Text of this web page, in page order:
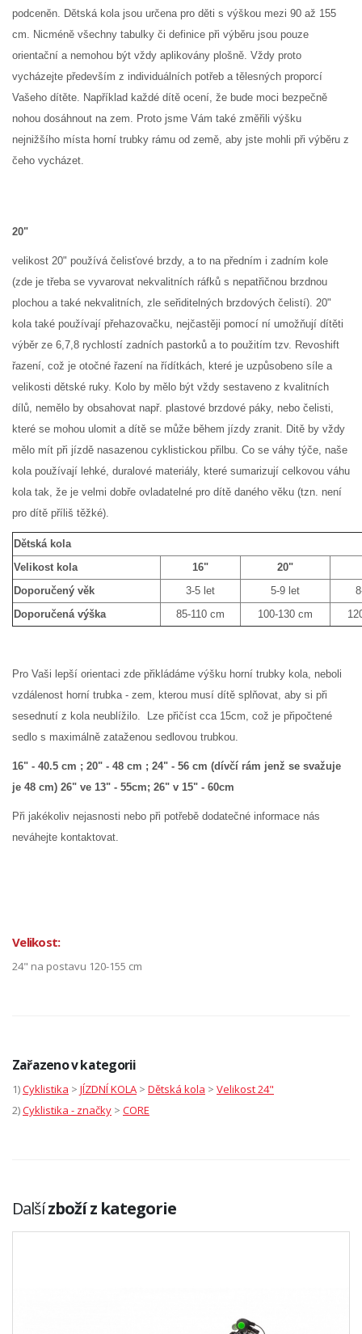
podceněn. Dětská kola jsou určena pro děti s výškou mezi 90 až 155
cm. Nicméně všechny tabulky či definice při výběru jsou pouze
orientační a nemohou být vždy aplikovány plošně. Vždy proto
vycházejte především z individuálních potřeb a tělesných proporcí
Vašeho dítěte. Například každé dítě ocení, že bude moci bezpečně
nohou dosáhnout na zem. Proto jsme Vám také změřili výšku
nejnižšího místa horní trubky rámu od země, aby jste mohli při výběru z
čeho vycházet.
20"
velikost 20" používá čelisťové brzdy, a to na předním i zadním kole
(zde je třeba se vyvarovat nekvalitních ráfků s nepatřičnou brzdnou
plochou a také nekvalitních, zle seřiditelných brzdových čelistí). 20"
kola také používají přehazovačku, nejčastěji pomocí ní umožňují dítěti
výběr ze 6,7,8 rychlostí zadních pastorků a to použitím tzv. Revoshift
řazení, což je otočné řazení na řídítkách, které je uzpůsobeno síle a
velikosti dětské ruky. Kolo by mělo být vždy sestaveno z kvalitních
dílů, nemělo by obsahovat např. plastové brzdové páky, nebo čelisti,
které se mohou ulomit a dítě se může během jízdy zranit. Ditě by vždy
mělo mít při jízdě nasazenou cyklistickou přilbu. Co se váhy týče, naše
kola používají lehké, duralové materiály, které sumarizují celkovou váhu
kola tak, že je velmi dobře ovladatelné pro dítě daného věku (tzn. není
pro dítě příliš těžké).
Dětská kola
Velikost kola
16"
20"
Doporučený věk
3-5 let 5-9 let
Doporučená výška
85-110 cm 100-130 cm
Pro Vaši lepší orientaci zde přikládáme výšku horní trubky kola, neboli
vzdálenost horní trubka - zem, kterou musí dítě splňovat, aby si při
sesednutí z kola neublížilo. Lze přičíst cca 15cm, což je připočtené
sedlo s maximálně zataženou sedlovou trubkou.
16" - 40.5 cm ; 20" - 48 cm ; 24" - 56 cm (dívčí rám jenž se svažuje
je 48 cm) 26" ve 13" - 55cm; 26" v 15" - 60cm
Při jakékoliv nejasnosti nebo při potřebě dodatečné informace nás
neváhejte kontaktovat.
Velikost:
24" na postavu 120-155 cm
Zařazeno v kategorii
1)Cyklistika > JÍZDNÍ KOLA > Dětská kola > Velikost 24"
2)Cyklistika - značky > CORE
Dalšízboží z kategorie